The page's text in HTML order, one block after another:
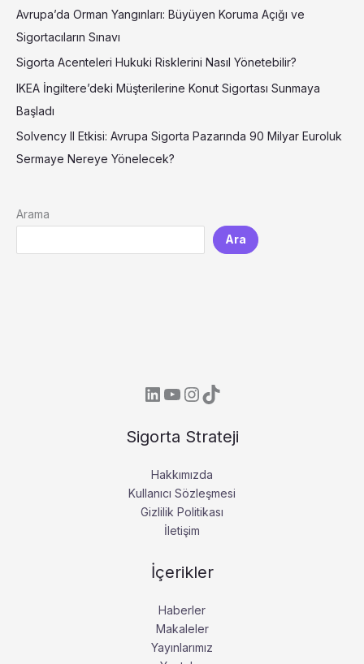
Avrupa’da Orman Yangınları: Büyüyen Koruma Açığı ve
Sigortacıların Sınavı
Sigorta Acenteleri Hukuki Risklerini Nasıl Yönetebilir?
IKEA İngiltere’deki Müşterilerine Konut Sigortası Sunmaya
Başladı
Solvency II Etkisi: Avrupa Sigorta Pazarında 90 Milyar Euroluk
Sermaye Nereye Yönelecek?
Arama
Ara
Sigorta Strateji
Hakkımızda
Kullanıcı Sözleşmesi
Gizlilik Politikası
İletişim
İçerikler
Haberler
Makaleler
Yayınlarımız